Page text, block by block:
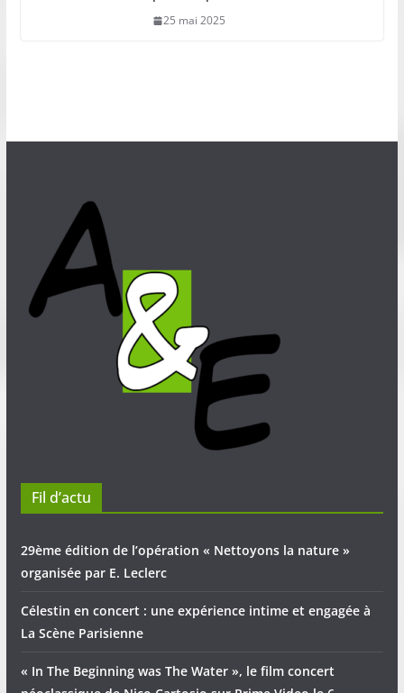
25 mai 2025
Fil d’actu
29ème édition de l’opération « Nettoyons la nature »
organisée par E. Leclerc
Célestin en concert : une expérience intime et engagée à
La Scène Parisienne
« In The Beginning was The Water », le film concert